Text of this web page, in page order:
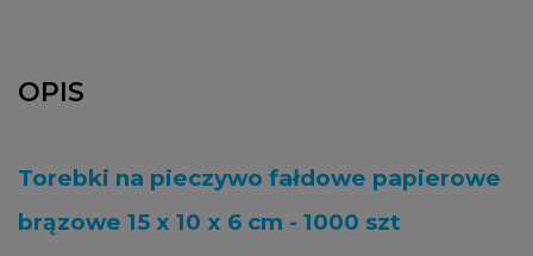
OPIS
Torebki na pieczywo fałdowe papierowe
brązowe 15 x 10 x 6 cm - 1000 szt